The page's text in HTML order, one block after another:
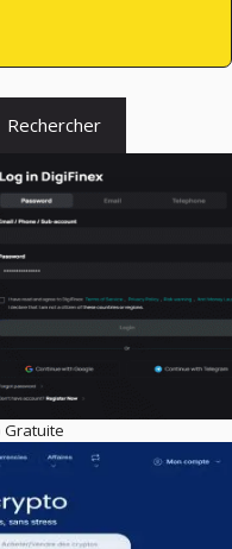
Rechercher
Gratuite